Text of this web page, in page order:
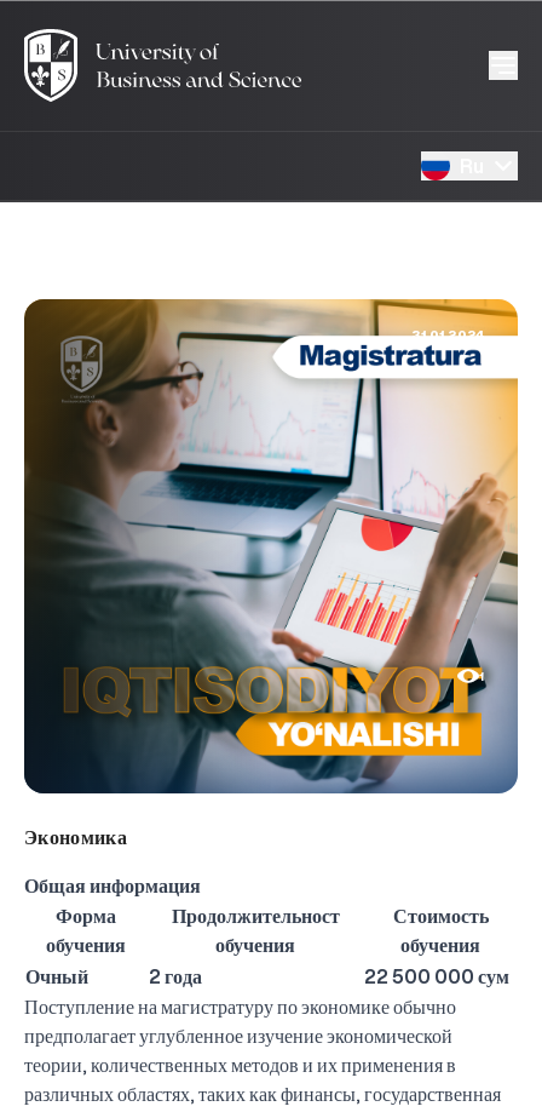
31.01.2024
1
Экономика
Общая информация
Форма
обучения
Продолжительност
обучения
Стоимость
обучения
Очный
2 года
22 500 000 сум
Поступление на магистратуру по экономике обычно
предполагает углубленное изучение экономической
теории, количественных методов и их применения в
различных областях, таких как финансы, государственная